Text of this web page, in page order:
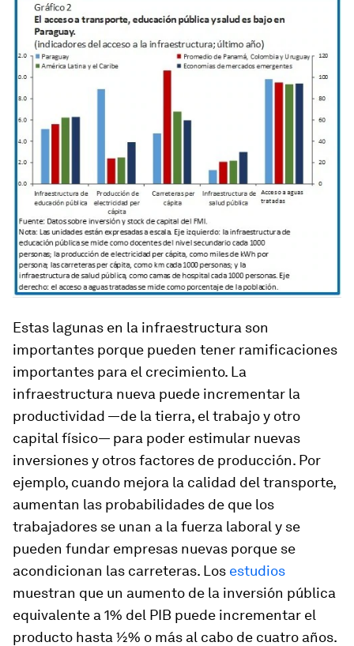
Estas lagunas en la infraestructura son
importantes porque pueden tener ramificaciones
importantes para el crecimiento. La
infraestructura nueva puede incrementar la
productividad —de la tierra, el trabajo y otro
capital físico— para poder estimular nuevas
inversiones y otros factores de producción. Por
ejemplo, cuando mejora la calidad del transporte,
aumentan las probabilidades de que los
trabajadores se unan a la fuerza laboral y se
pueden fundar empresas nuevas porque se
acondicionan las carreteras. Los estudios
muestran que un aumento de la inversión pública
equivalente a 1% del PIB puede incrementar el
producto hasta ½% o más al cabo de cuatro años.